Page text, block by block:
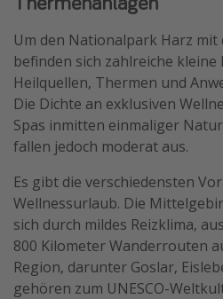
Um den Nationalpark Harz
befinden sich zahlreiche
Heilquellen, Thermen und
Die Dichte an exklusiven
Spas inmitten einmaliger
fallen jedoch moderat aus.
Es gibt die verschiedensten
Wellnessurlaub. Die
sich durch mildes Reizklima,
800 Kilometer Wanderrouten
Region, darunter Goslar,
gehören zum UNESCO-